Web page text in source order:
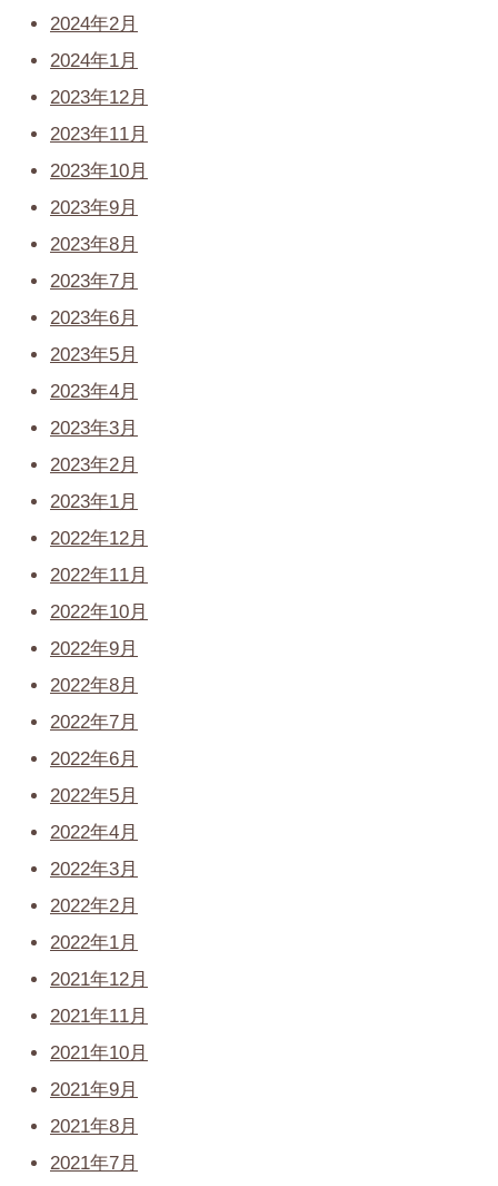
2024年2月
2024年1月
2023年12月
2023年11月
2023年10月
2023年9月
2023年8月
2023年7月
2023年6月
2023年5月
2023年4月
2023年3月
2023年2月
2023年1月
2022年12月
2022年11月
2022年10月
2022年9月
2022年8月
2022年7月
2022年6月
2022年5月
2022年4月
2022年3月
2022年2月
2022年1月
2021年12月
2021年11月
2021年10月
2021年9月
2021年8月
2021年7月